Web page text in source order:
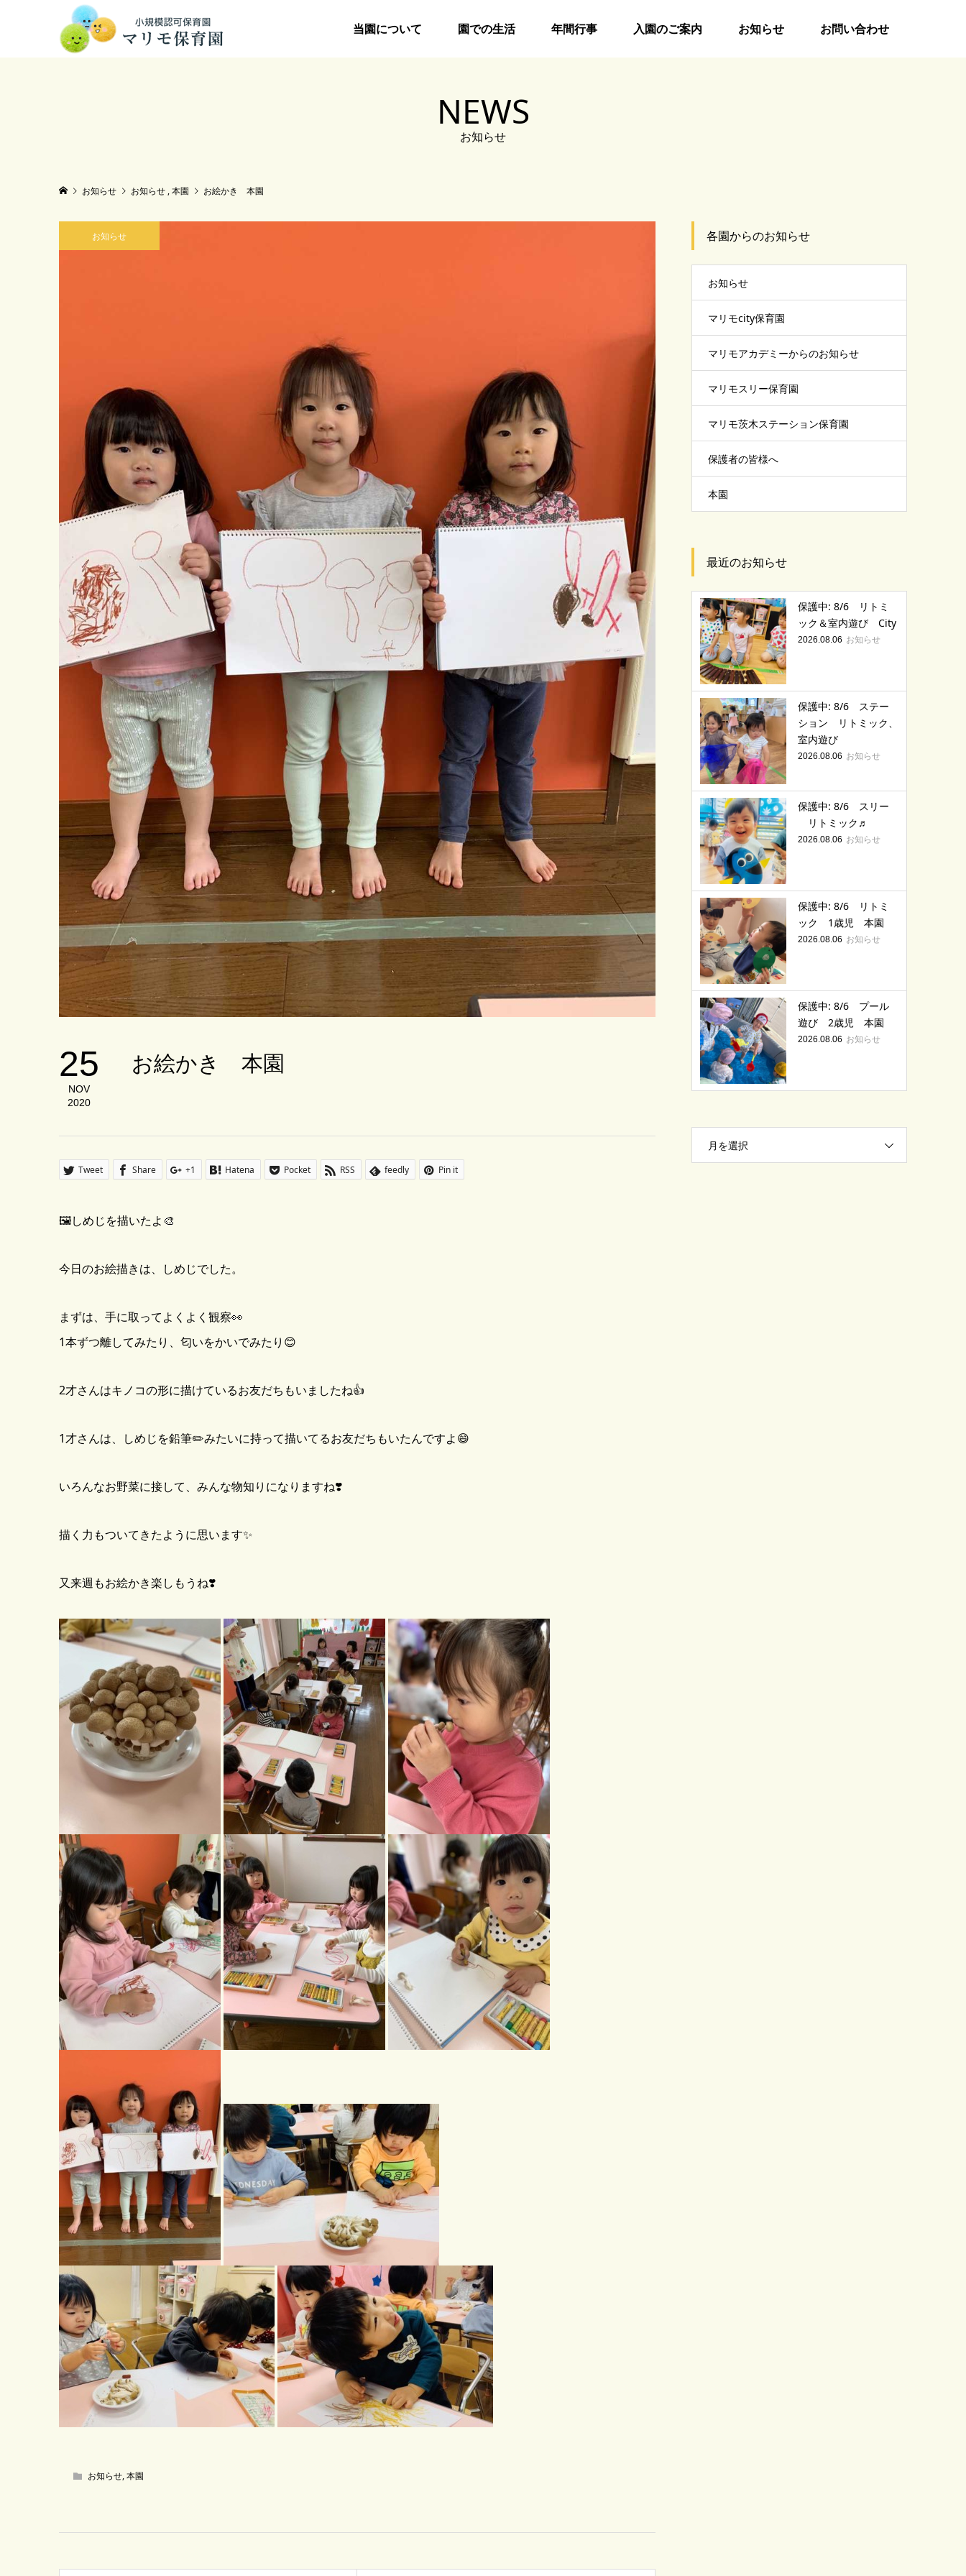
当園について 園での生活 年間行事 入園のご案内 お知らせ お問い合わせ
NEWS
お知らせ
お知らせ お知らせ ,本園 お絵かき 本園
お知らせ
25
NOV
2020
お絵かき 本園
Tweet Share +1 Hatena Pocket RSS feedly Pin it
🖼しめじを描いたよ🎨
今日のお絵描きは、しめじでした。
まずは、手に取ってよくよく観察👀
1本ずつ離してみたり、匂いをかいでみたり😊
2才さんはキノコの形に描けているお友だちもいましたね👍
1才さんは、しめじを鉛筆✏️みたいに持って描いてるお友だちもいたんですよ😄
いろんなお野菜に接して、みんな物知りになりますね❣️
描く力もついてきたように思います✨
又来週もお絵かき楽しもうね❣️
お知らせ,本園
各園からのお知らせ
お知らせ
マリモcity保育園
マリモアカデミーからのお知らせ
マリモスリー保育園
マリモ茨木ステーション保育園
保護者の皆様へ
本園
最近のお知らせ
保護中: 8/6 リトミ
ック＆室内遊び City
2026.08.06 お知らせ
保護中: 8/6 ステー
ション リトミック、
室内遊び
2026.08.06 お知らせ
保護中: 8/6 スリー
リトミック♬
2026.08.06 お知らせ
保護中: 8/6 リトミ
ック 1歳児 本園
2026.08.06 お知らせ
保護中: 8/6 プール
遊び 2歳児 本園
2026.08.06 お知らせ
月を選択